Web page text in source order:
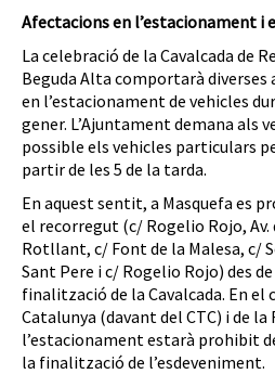
Afectacions en l’estacionament i
La celebració de la Cavalcada de
Beguda Alta comportarà
en l’estacionament de vehicles
gener. L’Ajuntament demana als
possible els vehicles particulars
partir de les 5 de la tarda.
En aquest sentit, a Masquefa es
el recorregut (c/ Rogelio Rojo,
Rotllant, c/ Font de la Malesa, c/
Sant Pere i c/ Rogelio Rojo) des
finalització de la Cavalcada. En el
Catalunya (davant del CTC) i de la
l’estacionament estarà prohibit
la finalització de l’esdeveniment.